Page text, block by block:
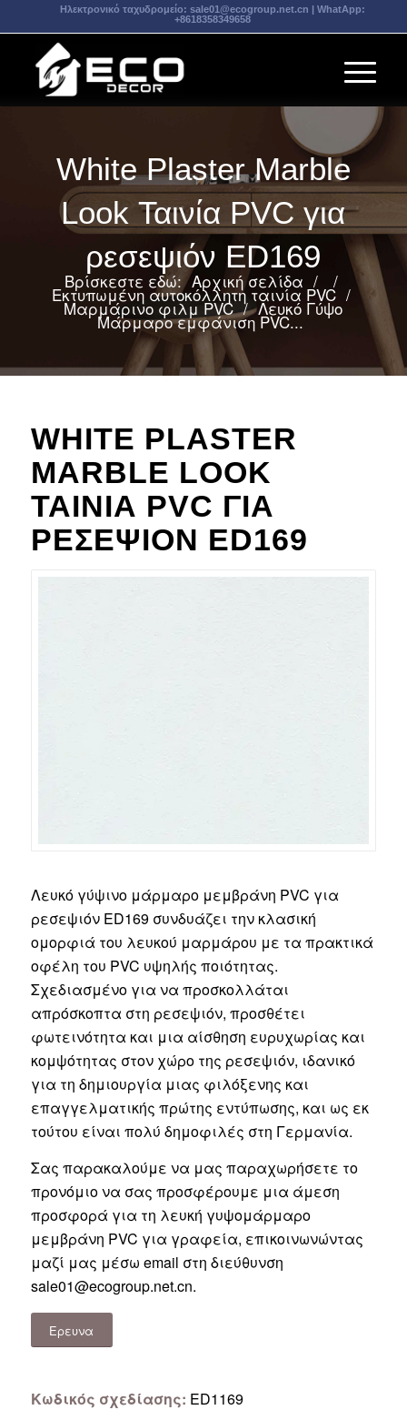
Ηλεκτρονικό ταχυδρομείο: sale01@ecogroup.net.cn | WhatApp:
+8618358349658
White Plaster Marble
Look Ταινία PVC για
ρεσεψιόν ED169
Βρίσκεστε εδώ: Αρχική σελίδα / /
Εκτυπωμένη αυτοκόλλητη ταινία PVC /
Μαρμάρινο φιλμ PVC / Λευκό Γύψο
Μάρμαρο εμφάνιση PVC...
WHITE PLASTER
MARBLE LOOK
ΤΑΙΝΊΑ PVC ΓΙΑ
ΡΕΣΕΨΙΌΝ ED169
Λευκό γύψινο μάρμαρο μεμβράνη PVC για
ρεσεψιόν ED169 συνδυάζει την κλασική
ομορφιά του λευκού μαρμάρου με τα πρακτικά
οφέλη του PVC υψηλής ποιότητας.
Σχεδιασμένο για να προσκολλάται
απρόσκοπτα στη ρεσεψιόν, προσθέτει
φωτεινότητα και μια αίσθηση ευρυχωρίας και
κομψότητας στον χώρο της ρεσεψιόν, ιδανικό
για τη δημιουργία μιας φιλόξενης και
επαγγελματικής πρώτης εντύπωσης, και ως εκ
τούτου είναι πολύ δημοφιλές στη Γερμανία.
Σας παρακαλούμε να μας παραχωρήσετε το
προνόμιο να σας προσφέρουμε μια άμεση
προσφορά για τη λευκή γυψομάρμαρο
μεμβράνη PVC για γραφεία, επικοινωνώντας
μαζί μας μέσω email στη διεύθυνση
sale01@ecogroup.net.cn.
Ερευνα
Κωδικός σχεδίασης: ED1169